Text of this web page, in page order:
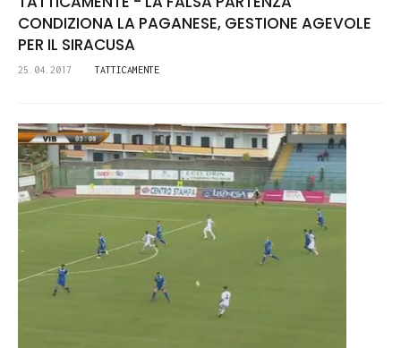
CONDIZIONA LA PAGANESE, GESTIONE AGEVOLE
PER IL SIRACUSA
25.04.2017 TATTICAMENTE